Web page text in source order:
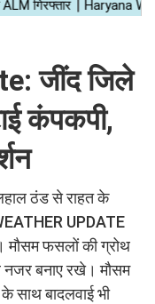
जींद जिले
कंपकपी,
ठंड से राहत के
UPDATE
फसलों की ग्रोथ
बनाए रखे। मौसम
साथ बादलवाई भी